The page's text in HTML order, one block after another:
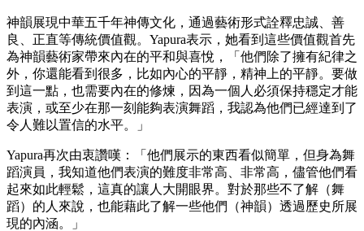
神韻展現中華五千年神傳文化，通過藝術形式詮釋忠誠、善
良、正直等傳統價值觀。Yapura表示，她看到這些價值觀首先
為神韻藝術家帶來內在的平和與喜悅，「他們除了擁有紀律之
外，你還能看到很多，比如內心的平靜，精神上的平靜。要做
到這一點，也需要內在的修煉，因為一個人必須保持穩定才能
表演，或至少在那一刻能夠表演舞蹈，我認為他們已經達到了
令人難以置信的水平。」
Yapura再次由衷讚嘆：「他們展示的東西看似簡單，但身為舞
蹈演員，我知道他們表演的難度非常高、非常高，儘管他們看
起來如此輕鬆，這真的讓人大開眼界。對於那些不了解（舞
蹈）的人來說，也能藉此了解一些他們（神韻）透過歷史所展
現的內涵。」